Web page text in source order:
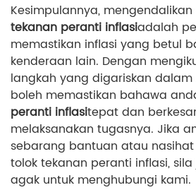
Kesimpulannya,
tekanan peranti inflasiadalah
memastikan inflasi yang betul
kenderaan lain. Dengan
langkah yang digariskan
boleh memastikan bahawa
peranti inflasitepat dan
melaksanakan tugasnya. Jika
sebarang bantuan atau
tolok tekanan peranti inflasi,
agak untuk menghubungi kami.